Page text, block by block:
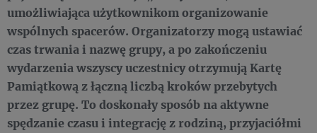
umożliwiająca użytkownikom organizowanie
wspólnych spacerów. Organizatorzy mogą ustawiać
czas trwania i nazwę grupy, a po zakończeniu
wydarzenia wszyscy uczestnicy otrzymują Kartę
Pamiątkową z łączną liczbą kroków przebytych
przez grupę. To doskonały sposób na aktywne
spędzanie czasu i integrację z rodziną, przyjaciółmi